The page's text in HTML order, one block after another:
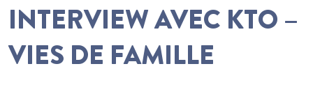
INTERVIEW AVEC KTO –
VIES DE FAMILLE